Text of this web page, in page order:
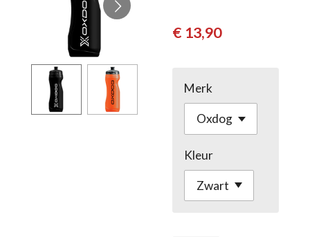
€ 13,90
Merk
Kleur